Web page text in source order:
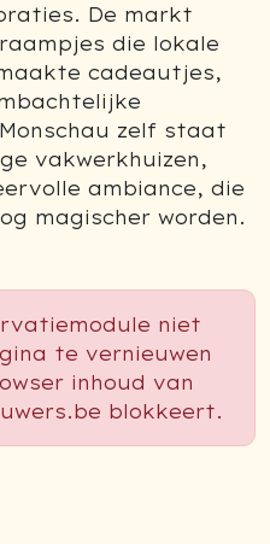
De markt
die lokale
cadeautjes,
zelf staat
vakwerkhuizen,
ambiance, die
magischer worden.
niet
te vernieuwen
inhoud van
blokkeert.